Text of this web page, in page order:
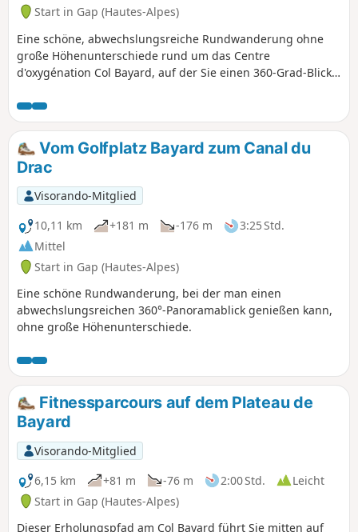
Start in Gap (Hautes-Alpes)
Eine schöne, abwechslungsreiche Rundwanderung ohne
große Höhenunterschiede rund um das Centre
d'oxygénation Col Bayard, auf der Sie einen 360-Grad-Blick
genießen können.
Vom Golfplatz Bayard zum Canal du
Drac
Visorando-Mitglied
10,11 km
+181 m -176 m
3:25 Std.
Mittel
Start in Gap (Hautes-Alpes)
Eine schöne Rundwanderung, bei der man einen
abwechslungsreichen 360°-Panoramablick genießen kann,
ohne große Höhenunterschiede.
Fitnessparcours auf dem Plateau de
Bayard
Visorando-Mitglied
6,15 km
+81 m -76 m 2:00 Std.
Leicht
Start in Gap (Hautes-Alpes)
Dieser Erholungspfad am Col Bayard führt Sie mitten auf